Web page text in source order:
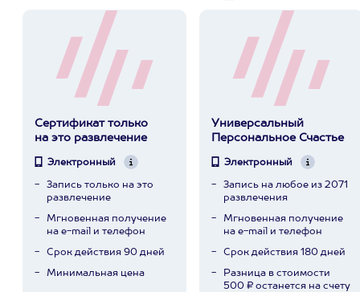
Сертификат только
на это развлечение
Электронный
Запись только на это
развлечение
Мгновенная получение
на e-mail и телефон
Срок действия 90 дней
Минимальная цена
Универсальный
Персональное Счастье
Электронный
Запись на любое из 2071
развлечения
Мгновенная получение
на e-mail и телефон
Срок действия 180 дней
Разница в стоимости
500 ₽ останется на счету